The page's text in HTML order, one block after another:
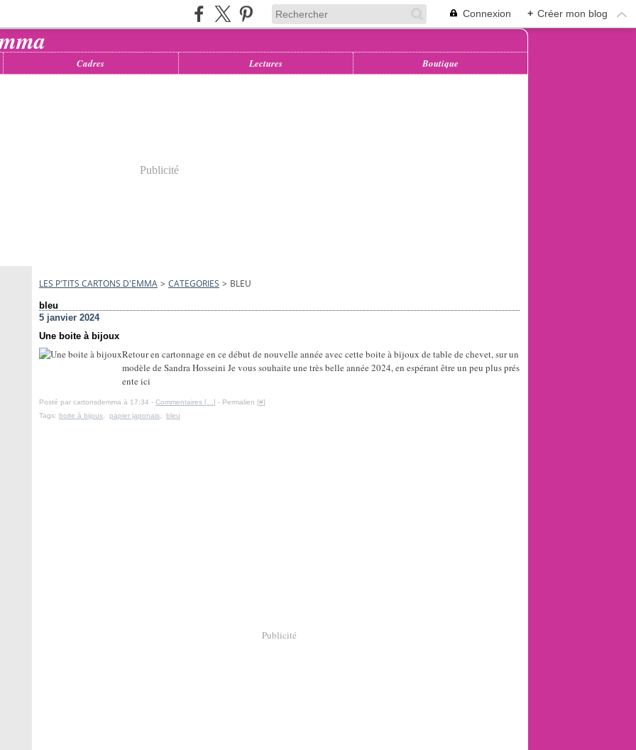
Connexion + Créer mon blog
Cadres Lectures Boutique
Publicité
LES P'TITS CARTONS D'EMMA > CATEGORIES > BLEU
bleu
5 janvier 2024
Une boite à bijoux
Retour en cartonnage en ce début de nouvelle année avec cette boite à bijoux de table de chevet, sur un
modèle de Sandra Hosseini Je vous souhaite une très belle année 2024, en espérant être un peu plus prés
ente ici
Posté par cartonsdemma à 17:34 - Commentaires [ ] - Permalien [#]
Tags: boite à bijoux papier japonais bleu
Publicité